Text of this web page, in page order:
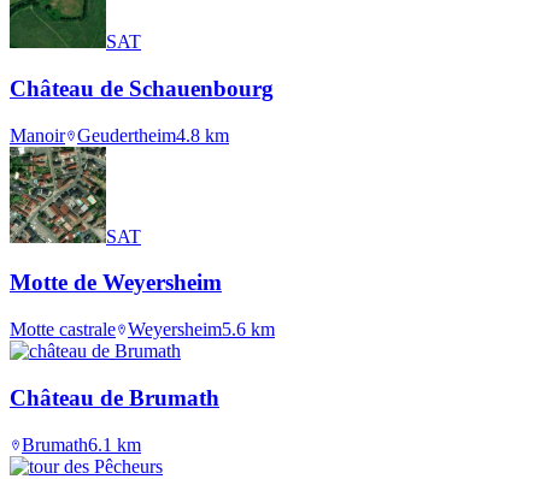
SAT
Château de Schauenbourg
Manoir Geudertheim4.8 km
SAT
Motte de Weyersheim
Motte castrale Weyersheim5.6 km
Château de Brumath
Brumath6.1 km